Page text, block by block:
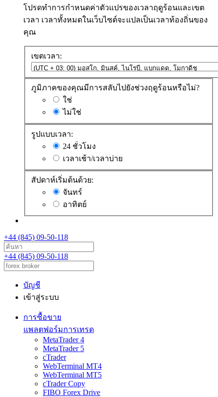
โปรดทำการกำหนดค่าตัวแปรของเวลาฤดูร้อนและเขต
เวลา เวลาทั้งหมดในเว็บไซต์จะแปลเป็นเวลาท้องถิ่นของ
คุณ
เขตเวลา:
ภูมิภาคของคุณมีการสลับไปยังช่วงฤดูร้อนหรือไม่?
ใช่
ไม่ใช่
รูปแบบเวลา:
24 ชั่วโมง
เวลาเช้า/เวลาบ่าย
สัปดาห์เริ่มต้นด้วย:
จันทร์
อาทิตย์
+44 (845) 09-50-118
+44 (845) 09-50-118
บัญชี
เข้าสู่ระบบ
การซื้อขาย
แพลตฟอร์มการเทรด
MetaTrader 4
MetaTrader 5
cTrader
WebTerminal MT4
WebTerminal MT5
cTrader Copy
FIBO Forex Drive